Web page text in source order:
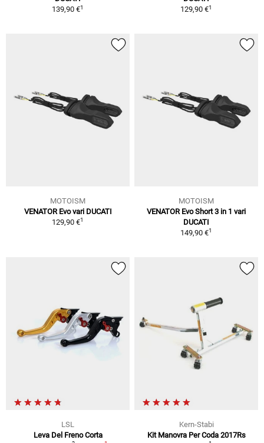
139,90 €1
129,90 €1
MOTOISM
VENATOR Evo vari DUCATI
129,90 €1
MOTOISM
VENATOR Evo Short 3 in 1 vari
DUCATI
149,90 €1
LSL
Leva Del Freno Corta
Kern-Stabi
Kit Manovra Per Coda 2017Rs